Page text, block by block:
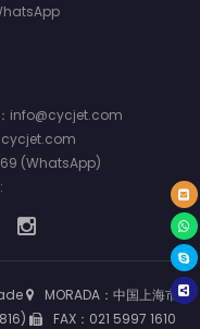
info@cycjet.com
(WhatsApp)
MORADA：中国上海市
FAX：021 5997 1610